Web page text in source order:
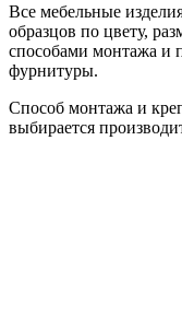
Все мебельные
образцов по цвету,
способами монтажа и
фурнитуры.
Способ монтажа и
выбирается